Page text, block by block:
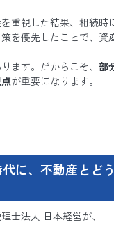
重視した結果、相続時
を優先したことで、資
ます。だからこそ、部
が重要になります。
に、不動産とど
士法人 日本経営が、